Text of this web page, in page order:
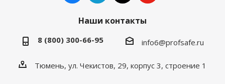
Наши контакты
8 (800) 300-66-95 info6@profsafe.ru
Тюмень, ул. Чекистов, 29, корпус 3, строение 1